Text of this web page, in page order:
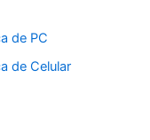
de PC
de Celular